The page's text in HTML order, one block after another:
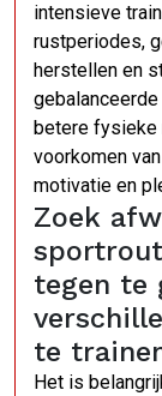
intensieve
rustperiodes,
herstellen en
betere fysieke
voorkomen
motivatie en
Zoek
tegen te
te
Het is